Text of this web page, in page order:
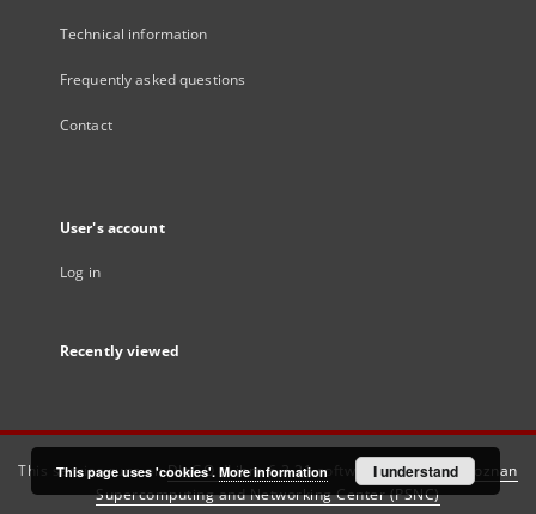
Technical information
Frequently asked questions
Contact
User's account
Log in
Recently viewed
This service runs onDInGO dLibra 6.3.21software created by
Poznan
Supercomputing and Networking Center (PSNC)
This page uses 'cookies'. More information I understand